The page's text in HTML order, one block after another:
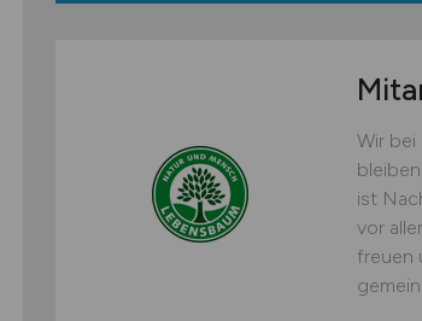
Wir
ist
vor
freuen